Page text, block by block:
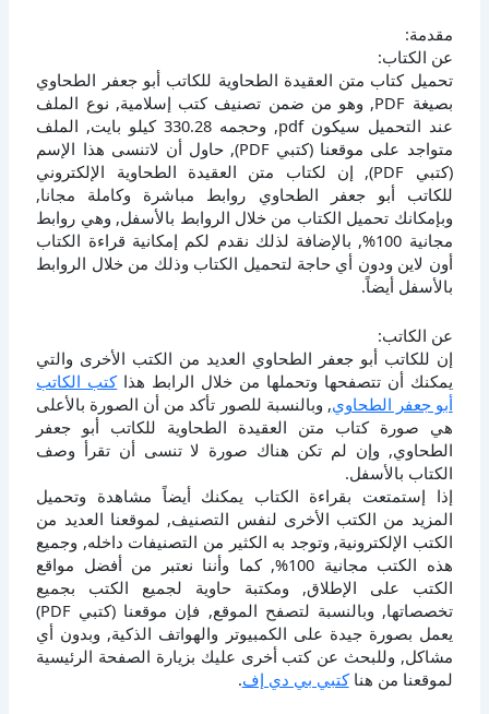
مقدمة:
عن الكتاب:
تحميل كتاب متن العقيدة الطحاوية للكاتب أبو جعفر الطحاوي
بصيغة PDF, وهو من ضمن تصنيف كتب إسلامية, نوع الملف
عند التحميل سيكون pdf, وحجمه 330.28 كيلو بايت, الملف
متواجد على موقعنا (كتبي PDF), حاول أن لاتنسى هذا الإسم
(كتبي PDF), إن لكتاب متن العقيدة الطحاوية الإلكتروني
للكاتب أبو جعفر الطحاوي روابط مباشرة وكاملة مجانا,
وبإمكانك تحميل الكتاب من خلال الروابط بالأسفل, وهي روابط
مجانية 100%, بالإضافة لذلك نقدم لكم إمكانية قراءة الكتاب
أون لاين ودون أي حاجة لتحميل الكتاب وذلك من خلال الروابط
بالأسفل أيضاً.
عن الكاتب:
إن للكاتب أبو جعفر الطحاوي العديد من الكتب الأخرى والتي
يمكنك أن تتصفحها وتحملها من خلال الرابط هذاكتب الكاتب
أبو جعفر الطحاوي, وبالنسبة للصور تأكد من أن الصورة بالأعلى
هي صورة كتاب متن العقيدة الطحاوية للكاتب أبو جعفر
الطحاوي, وإن لم تكن هناك صورة لا تنسى أن تقرأ وصف
الكتاب بالأسفل.
إذا إستمتعت بقراءة الكتاب يمكنك أيضاً مشاهدة وتحميل
المزيد من الكتب الأخرى لنفس التصنيف, لموقعنا العديد من
الكتب الإلكترونية, وتوجد به الكثير من التصنيفات داخله, وجميع
هذه الكتب مجانية 100%, كما وأننا نعتبر من أفضل مواقع
الكتب على الإطلاق, ومكتبة حاوية لجميع الكتب بجميع
تخصصاتها, وبالنسبة لتصفح الموقع, فإن موقعنا (كتبي PDF)
يعمل بصورة جيدة على الكمبيوتر والهواتف الذكية, وبدون أي
مشاكل, وللبحث عن كتب أخرى عليك بزيارة الصفحة الرئيسية
لموقعنا من هناكتبي بي دي إف.